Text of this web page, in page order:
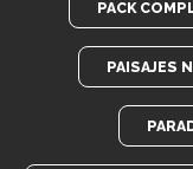
PACK
PAISAJES